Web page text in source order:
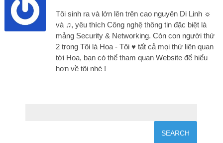
Tôi sinh ra và lớn lên trên cao nguyên Di Linh ☼
và ♫, yêu thích Công nghệ thông tin đặc biệt là
mảng Security & Networking. Còn con người thứ
2 trong Tôi là Hoa - Tôi ♥ tất cả mọi thứ liên quan
tới Hoa, bạn có thể tham quan Website để hiểu
hơn về tôi nhé !